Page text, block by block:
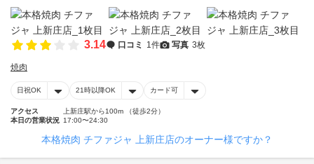
3.14 口コミ 1件 写真 3枚
焼肉
日祝OK 21時以降OK カード可
アクセス
上新庄駅から100m （徒歩2分）
本日の営業状況 17:00〜24:30
本格焼肉 チファジャ 上新庄店のオーナー様ですか？